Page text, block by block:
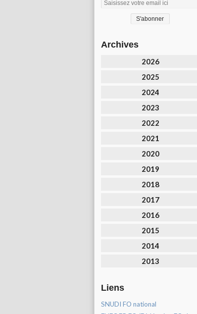
Archives
2026
2025
2024
2023
2022
2021
2020
2019
2018
2017
2016
2015
2014
2013
Liens
SNUDI FO national